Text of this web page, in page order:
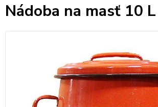
Nádoba na masť 10 L